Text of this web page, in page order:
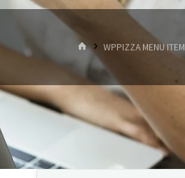
HOMEWPPIZZA MENU ITEM